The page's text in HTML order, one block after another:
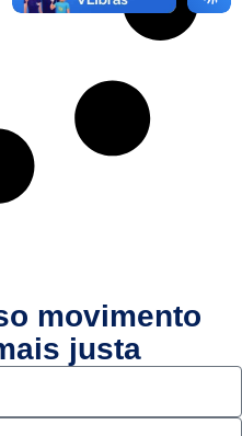
movimento
justa